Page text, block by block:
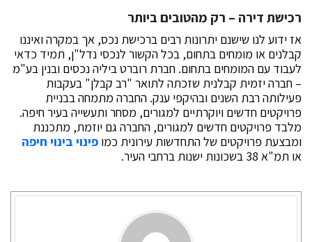
רכישת דירה – רק מהטובים ביותר
אז ידוע לנו שישנם יתרונות רבים ברכישת נכס, אך במקרה ואיננו
קבלנים או מומחים בתחום, בכל הקשור לנכסי נדל"ן, תמיד כדאי
לעבוד עם המומחים בתחום. חברת רוברט ביליה נכסים ובנין בע"מ
– חברה יזמית קבלנית שזכתה לתואר "רב קבלן" בעקבות
פעילותה רבת השנים ובהיקפי ענק. החברה מתמחה בבניית
פרויקטים חדשים ויוקרתיים למגורים, מסחר ותעשייה בעיר חיפה.
מלבד פרויקטים חדשים למגורים, החברה גם יוזמת, מתכננת
ומבצעת פרויקטים של התחדשות עירונית כמו פינוי בינוי חיפה
או תמ"א 38 בשכונות ישנות ברחבי העיר.